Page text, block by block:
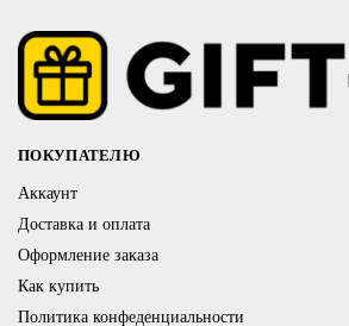
ПОКУПАТЕЛЮ
Аккаунт
Доставка и оплата
Оформление заказа
Как купить
Политика конфеденциальности